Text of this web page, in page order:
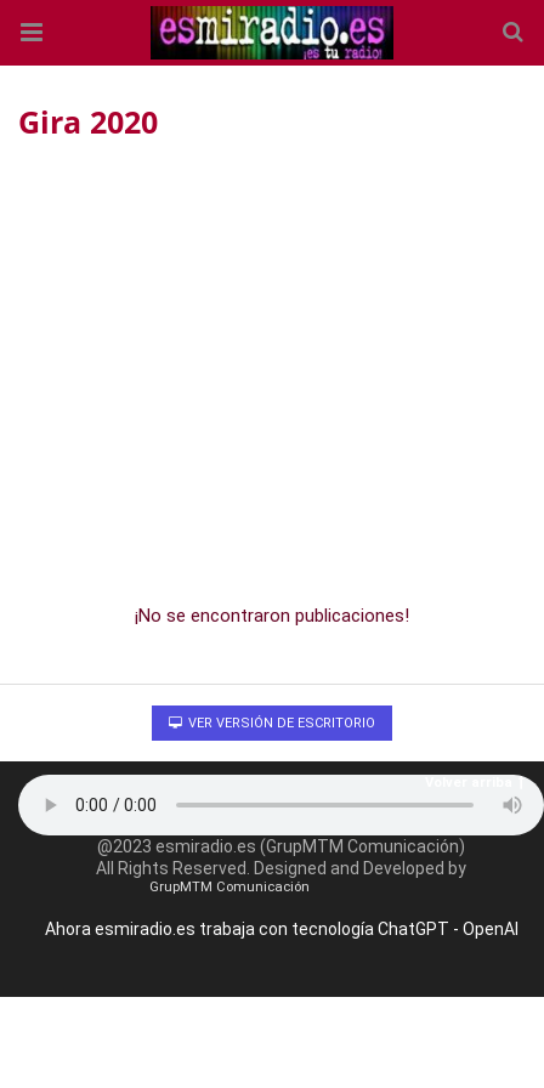
Gira 2020
¡No se encontraron publicaciones!
VER VERSIÓN DE ESCRITORIO
@2023 esmiradio.es (GrupMTM Comunicación)
All Rights Reserved. Designed and Developed by
GrupMTM Comunicación
Ahora esmiradio.es trabaja con tecnología ChatGPT - OpenAI